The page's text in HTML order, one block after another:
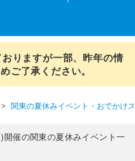
りますが一部、昨年の情
ご了承ください。
関東の夏休みイベント・おでかけ
催の関東の夏休みイベント一